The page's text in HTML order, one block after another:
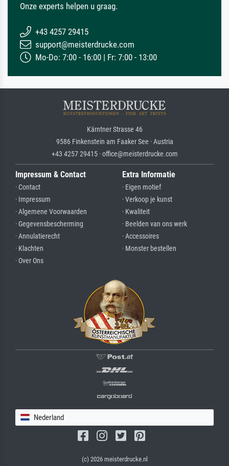
Onze experts helpen u graag.
+43 4257 29415
support@meisterdrucke.com
Mo-Do: 7:00 - 16:00 | Fr: 7:00 - 13:00
Kärntner Strasse 46
9586 Finkenstein am Faaker See · Austria
+43 4257 29415 · office@meisterdrucke.com
Impressum & Contact
· Contact
· Impressum
· Algemene Voorwaarden
· Gegevensbescherming
· Annulatierecht
· Klachten
· Over Ons
Extra Informatie
· Eigen motief
· Verkoop je kunst
· Kwaliteit
· Beelden van ons werk
· Accessoires
· Monster bestellen
Nederland
(c) 2026 meisterdrucke.nl